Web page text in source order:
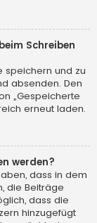
Schreiben
speichern und zu
absenden. Den
„Gespeicherte
erneut laden.
werden?
dass in dem
die Beiträge
dass die
hinzugefügt